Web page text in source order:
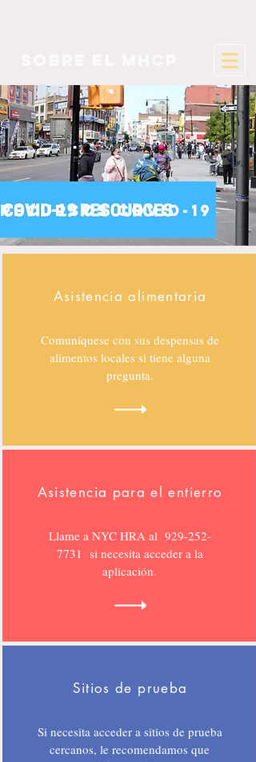
recursos covid-19
Asistencia alimentaria
Comuníquese con sus despensas de
alimentos locales si tiene alguna
pregunta.
Asistencia para el entierro
Llame a NYC HRA al 929-252-
7731 si necesita acceder a la
aplicación.
Sitios de prueba
Si necesita acceder a sitios de prueba
cercanos, le recomendamos que